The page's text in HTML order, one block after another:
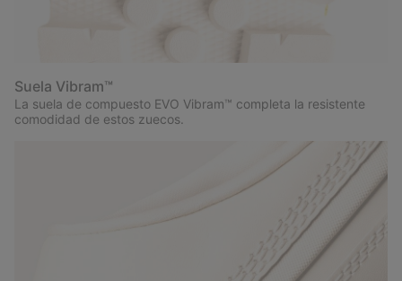
Suela Vibram™
La suela de compuesto EVO Vibram™ completa la resistente
comodidad de estos zuecos.